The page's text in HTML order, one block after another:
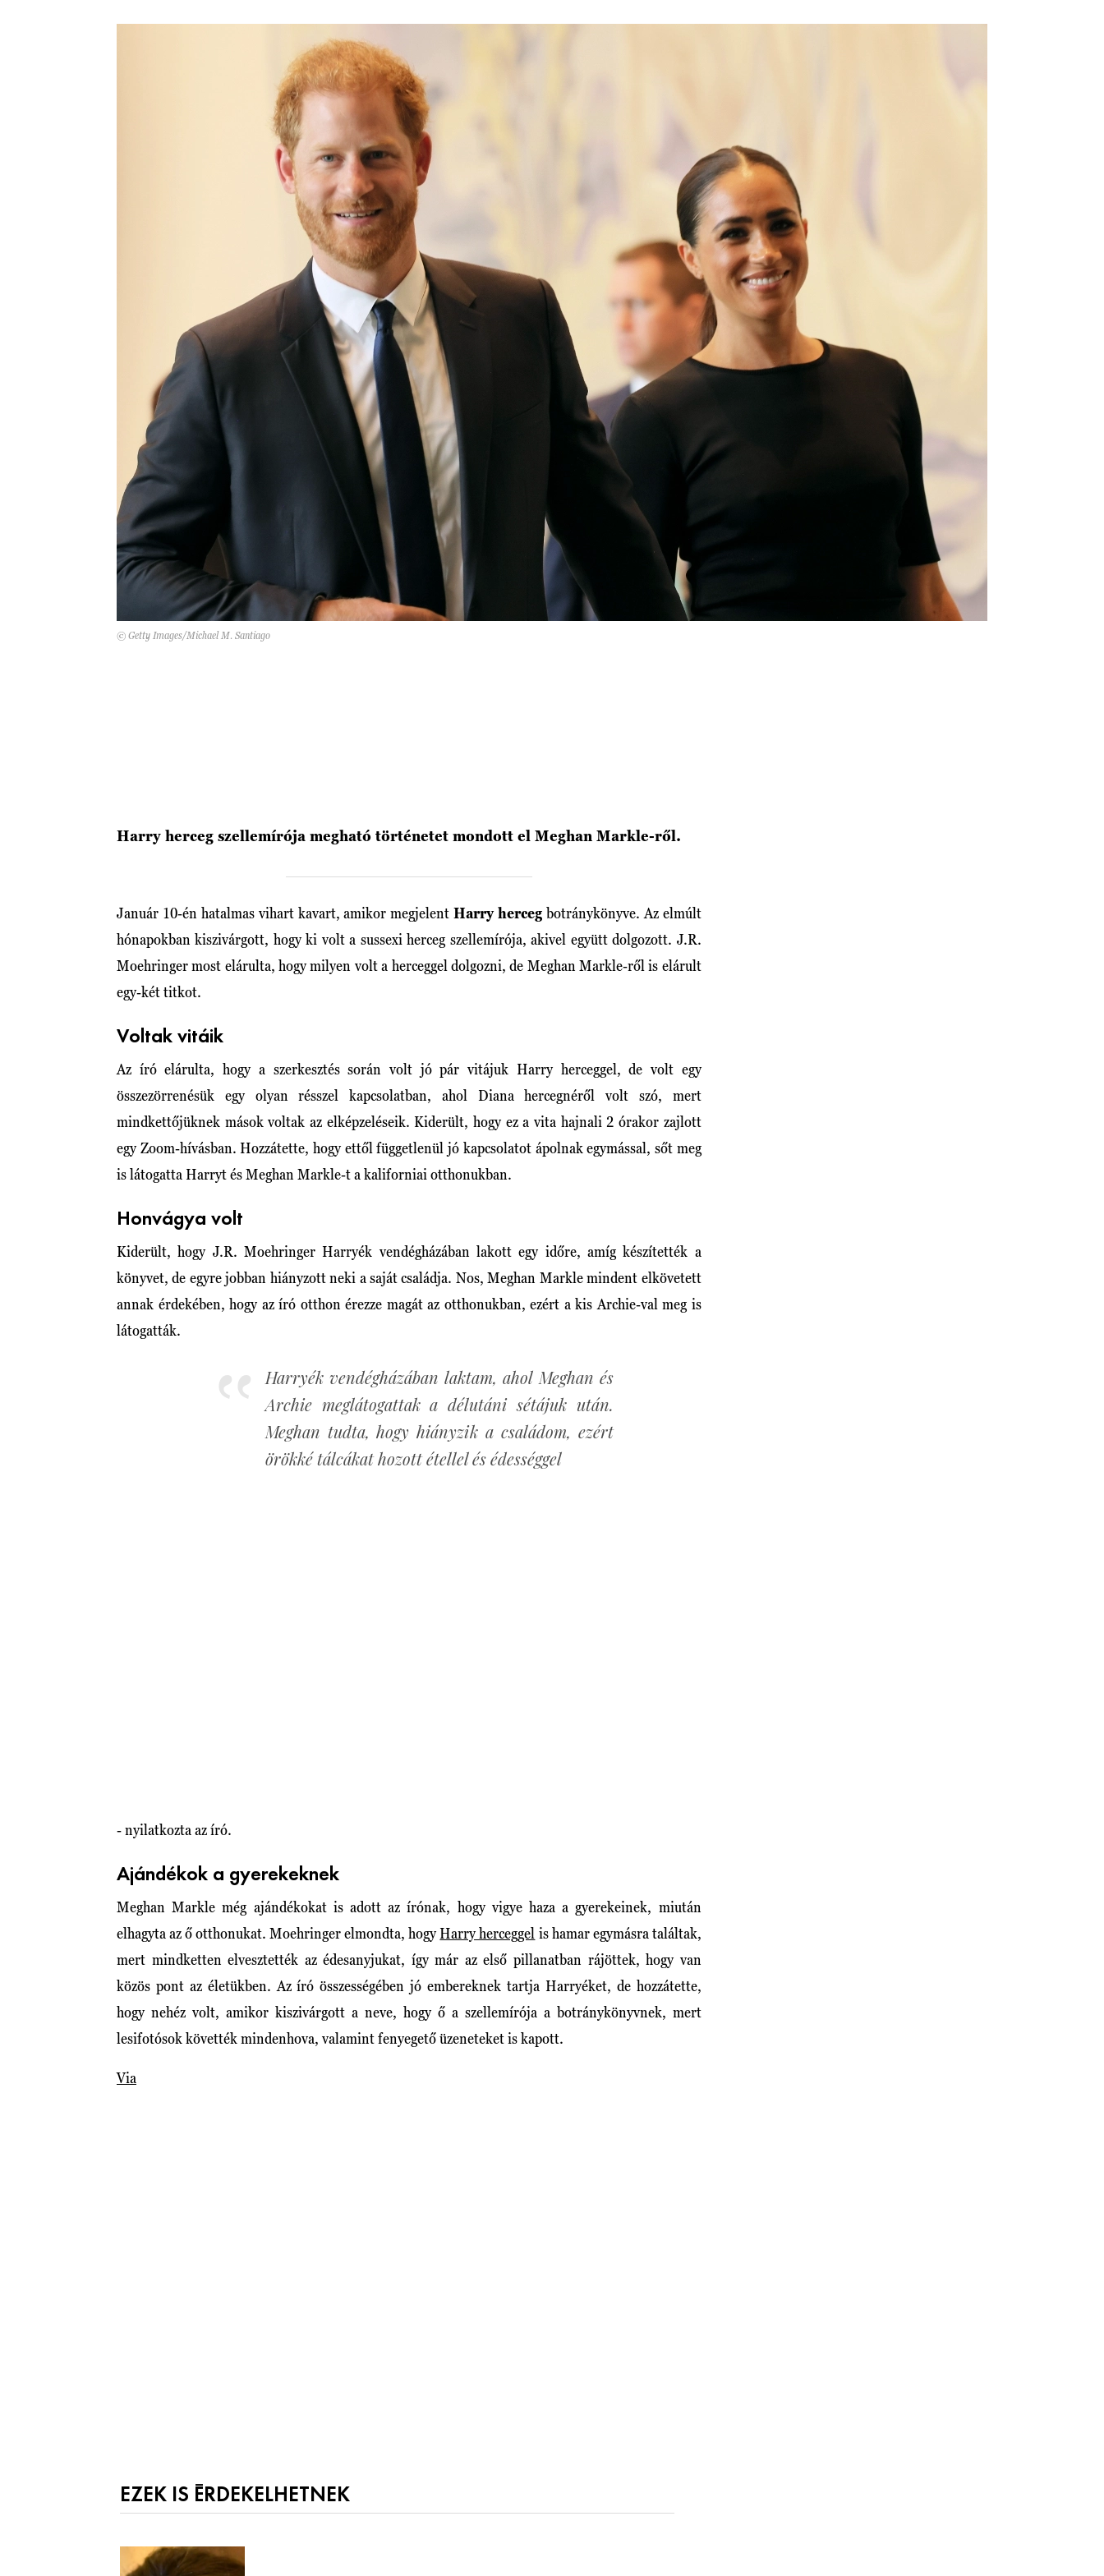
© Getty Images/Michael M. Santiago
Harry herceg szellemírója megható történetet mondott el Meghan Markle-ről.
Január 10-én hatalmas vihart kavart, amikor megjelentHarry herceg botránykönyve. Az elmúlt
hónapokban kiszivárgott, hogy ki volt a sussexi herceg szellemírója, akivel együtt dolgozott. J.R.
Moehringer most elárulta, hogy milyen volt a herceggel dolgozni, de Meghan Markle-ről is elárult
egy-két titkot.
Voltak vitáik
Az író elárulta, hogy a szerkesztés során volt jó pár vitájuk Harry herceggel, de volt egy
összezörrenésük egy olyan résszel kapcsolatban, ahol Diana hercegnéről volt szó, mert
mindkettőjüknek mások voltak az elképzeléseik. Kiderült, hogy ez a vita hajnali 2 órakor zajlott
egy Zoom-hívásban. Hozzátette, hogy ettől függetlenül jó kapcsolatot ápolnak egymással, sőt meg
is látogatta Harryt és Meghan Markle-t a kaliforniai otthonukban.
Honvágya volt
Kiderült, hogy J.R. Moehringer Harryék vendégházában lakott egy időre, amíg készítették a
könyvet, de egyre jobban hiányzott neki a saját családja. Nos, Meghan Markle mindent elkövetett
annak érdekében, hogy az író otthon érezze magát az otthonukban, ezért a kis Archie-val meg is
látogatták.
Harryék vendégházában laktam, ahol Meghan és
Archie meglátogattak a délutáni sétájuk után.
Meghan tudta, hogy hiányzik a családom, ezért
örökké tálcákat hozott étellel és édességgel
- nyilatkozta az író.
Ajándékok a gyerekeknek
Meghan Markle még ajándékokat is adott az írónak, hogy vigye haza a gyerekeinek, miután
elhagyta az ő otthonukat. Moehringer elmondta, hogyHarry herceggel is hamar egymásra találtak,
mert mindketten elvesztették az édesanyjukat, így már az első pillanatban rájöttek, hogy van
közös pont az életükben. Az író összességében jó embereknek tartja Harryéket, de hozzátette,
hogy nehéz volt, amikor kiszivárgott a neve, hogy ő a szellemírója a botránykönyvnek, mert
lesifotósok követték mindenhova, valamint fenyegető üzeneteket is kapott.
Via
EZEK IS ÉRDEKELHETNEK